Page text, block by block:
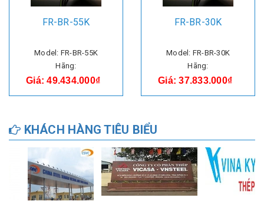
FR-BR-55K
Model: FR-BR-55K
Hãng:
Giá: 49.434.000₫
FR-BR-30K
Model: FR-BR-30K
Hãng:
Giá: 37.833.000₫
KHÁCH HÀNG TIÊU BIỂU